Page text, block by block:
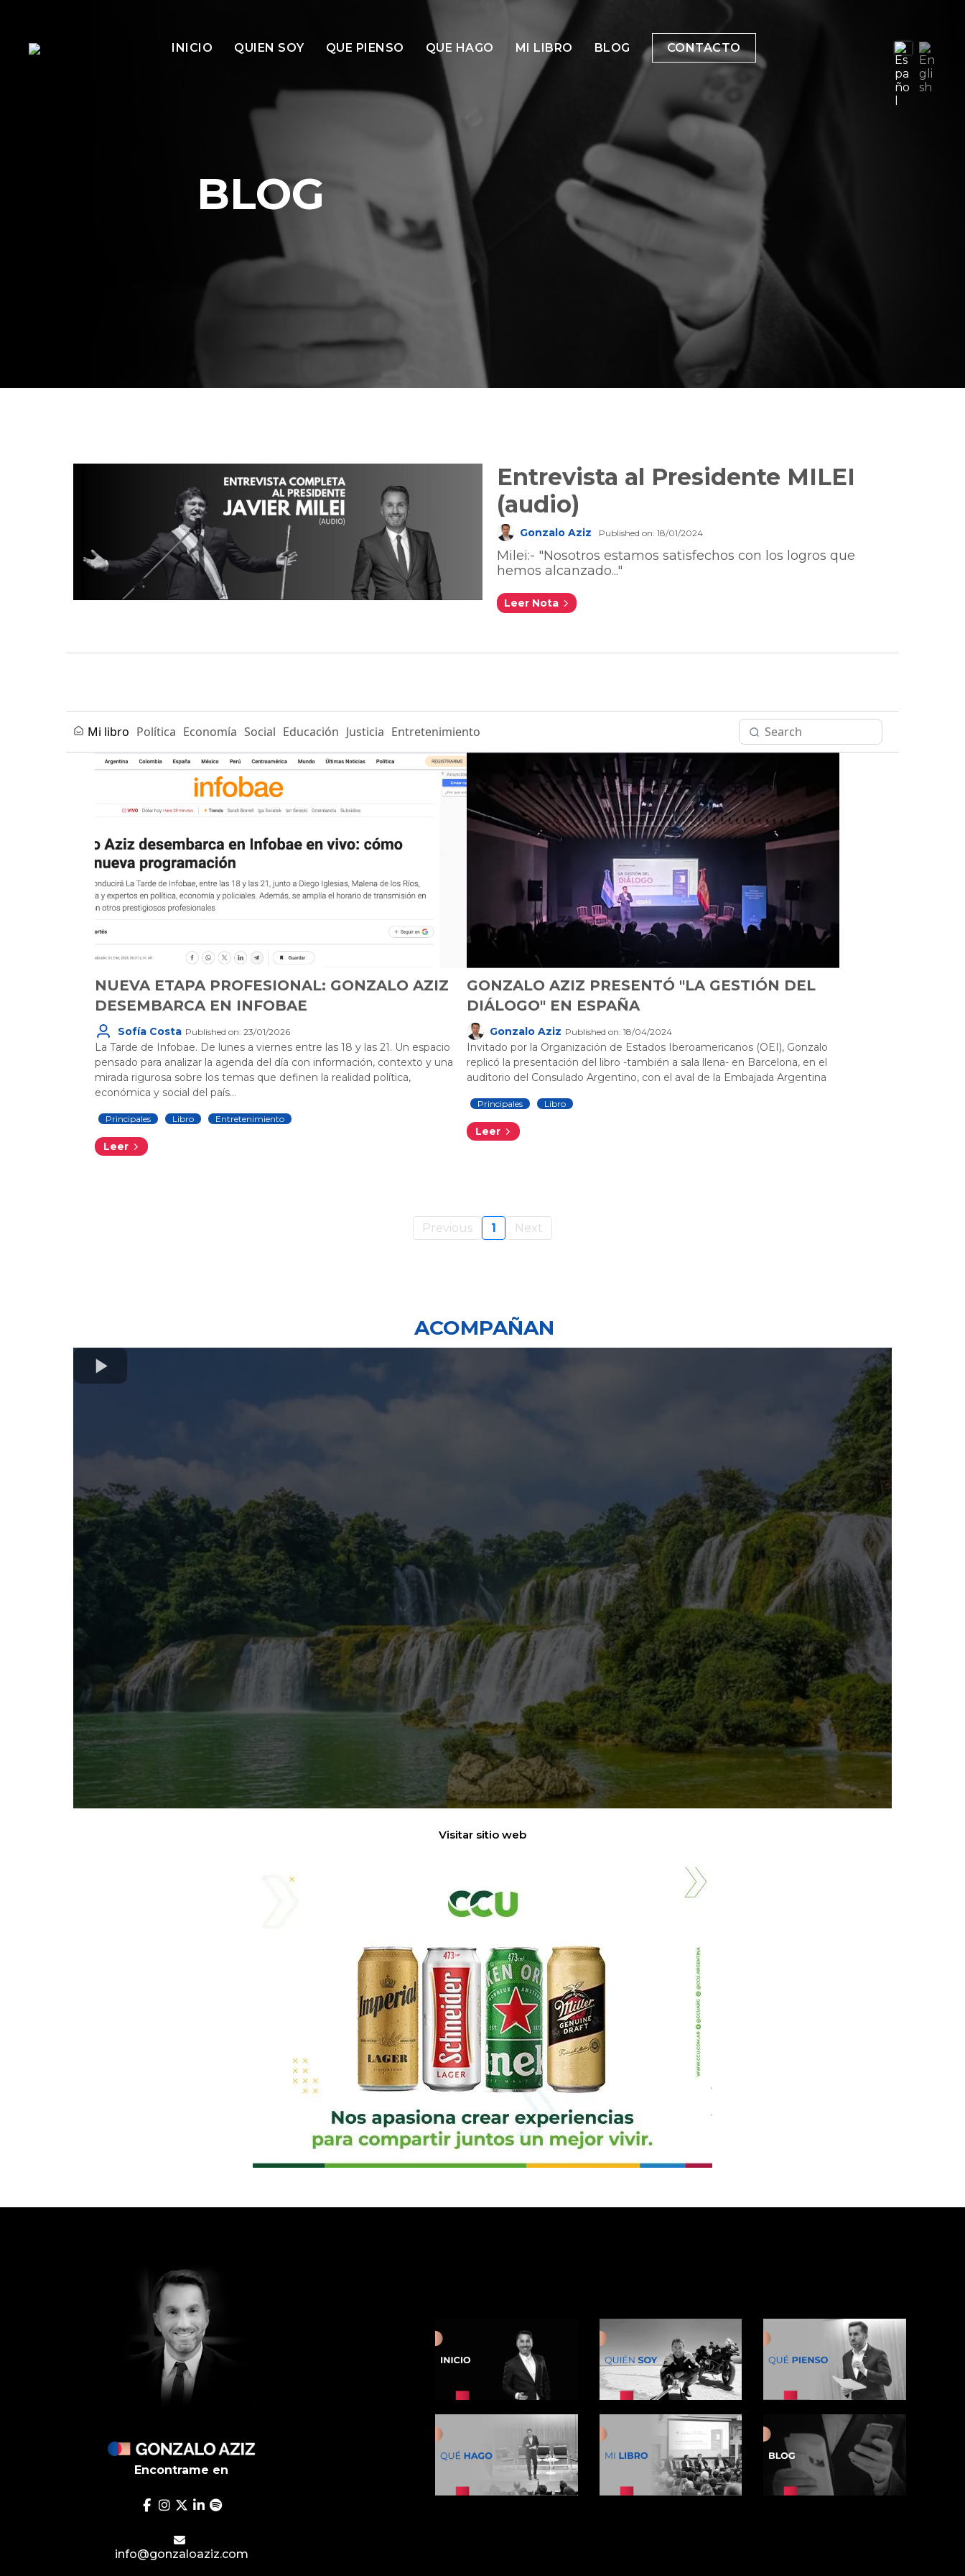
INICIO QUIEN SOY QUE PIENSO QUE HAGO MI LIBRO BLOG CONTACTO
BLOG
Entrevista al Presidente MILEI
(audio)
Gonzalo Aziz Published on: 18/01/2024
Milei:- "Nosotros estamos satisfechos con los logros que
hemos alcanzado..."
Leer Nota
Mi libro Política Economía Social Educación Justicia Entretenimiento
NUEVA ETAPA PROFESIONAL: GONZALO AZIZ
DESEMBARCA EN INFOBAE
Sofía Costa Published on: 23/01/2026
La Tarde de Infobae. De lunes a viernes entre las 18 y las 21. Un espacio
pensado para analizar la agenda del día con información, contexto y una
mirada rigurosa sobre los temas que definen la realidad política,
económica y social del país...
Principales Libro Entretenimiento
Leer
GONZALO AZIZ PRESENTÓ "LA GESTIÓN DEL
DIÁLOGO" EN ESPAÑA
Gonzalo Aziz Published on: 18/04/2024
Invitado por la Organización de Estados Iberoamericanos (OEI), Gonzalo
replicó la presentación del libro -también a sala llena- en Barcelona, en el
auditorio del Consulado Argentino, con el aval de la Embajada Argentina
Principales Libro
Leer
Previous 1 Next
ACOMPAÑAN
Visitar sitio web
Encontrame en
info@gonzaloaziz.com